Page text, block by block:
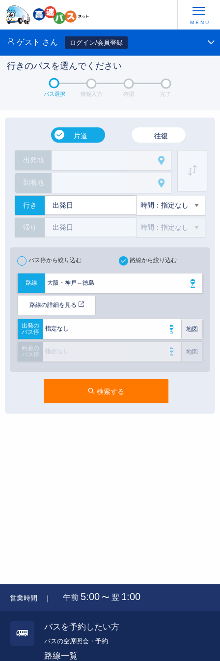
ゲスト さん ログイン/会員登録
行きのバスを選んでください
バス選択 情報入力 確認 完了
片道 往復
出発地
到着地
行き
帰り
バス停から絞り込む 路線から絞り込む
路線 大阪・神戸⇔徳島
路線の詳細を見る
出発の
バス停
指定なし 地図
到着の
バス停
指定なし 地図
検索する
営業時間 ｜ 午前 5:00 〜 翌 1:00
バスを予約したい方
バスの空席照会・予約
路線一覧